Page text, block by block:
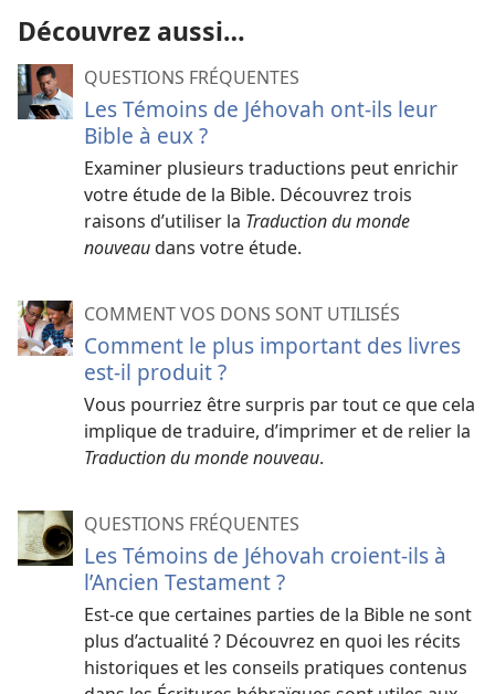
Découvrez aussi…
QUESTIONS FRÉQUENTES
Les Témoins de Jéhovah ont-ils leur
Bible à eux ?
Examiner plusieurs traductions peut enrichir
votre étude de la Bible. Découvrez trois
raisons d’utiliser la Traduction du monde
nouveaudans votre étude.
COMMENT VOS DONS SONT UTILISÉS
Comment le plus important des livres
est-il produit ?
Vous pourriez être surpris par tout ce que cela
implique de traduire, d’imprimer et de relier la
Traduction du monde nouveau.
QUESTIONS FRÉQUENTES
Les Témoins de Jéhovah croient-ils à
l’Ancien Testament ?
Est-ce que certaines parties de la Bible ne sont
plus d’actualité ? Découvrez en quoi les récits
historiques et les conseils pratiques contenus